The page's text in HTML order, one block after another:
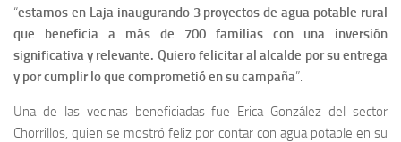
“estamos en Laja inaugurando 3 proyectos de agua potable rural
que beneficia a más de 700 familias con una inversión
significativa y relevante. Quiero felicitar al alcalde por su entrega
y por cumplir lo que comprometió en su campaña”.
Una de las vecinas beneficiadas fue Erica González del sector
Chorrillos, quien se mostró feliz por contar con agua potable en su